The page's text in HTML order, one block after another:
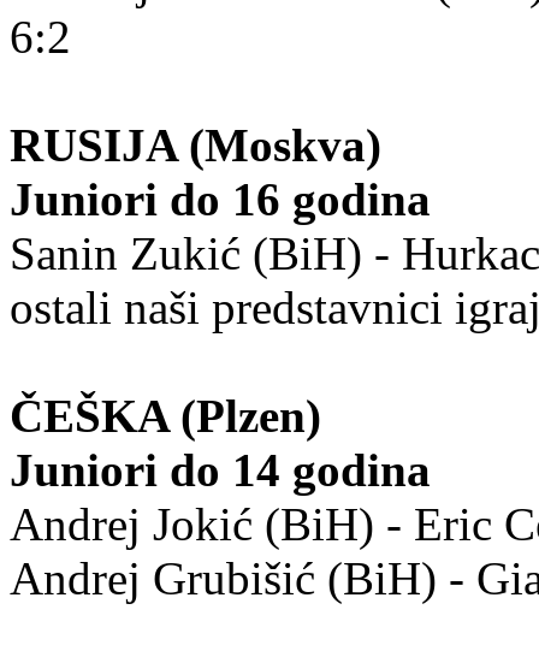
6:2
RUSIJA (Moskva)
Juniori do 16 godina
Sanin Zukić (BiH) -
ostali naši predstavnici
ČEŠKA
Juniori do 14 godina
Andrej Jokić (BiH) - Eric
Andrej Grubišić (BiH) -